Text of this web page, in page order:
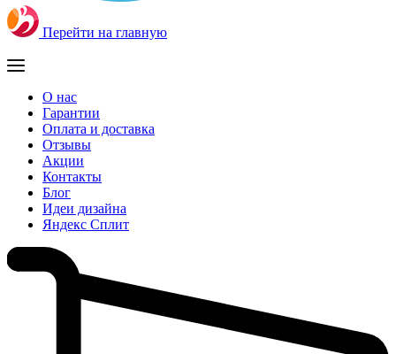
Перейти на главную
О нас
Гарантии
Оплата и доставка
Отзывы
Акции
Контакты
Блог
Идеи дизайна
Яндекс Сплит